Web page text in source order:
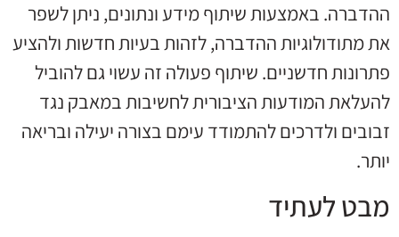
ההדברה. באמצעות שיתוף מידע ונתונים, ניתן לשפר
את מתודולוגיות ההדברה, לזהות בעיות חדשות ולהציע
פתרונות חדשניים. שיתוף פעולה זה עשוי גם להוביל
להעלאת המודעות הציבורית לחשיבות במאבק נגד
זבובים ולדרכים להתמודד עימם בצורה יעילה ובריאה
יותר.
מבט לעתיד